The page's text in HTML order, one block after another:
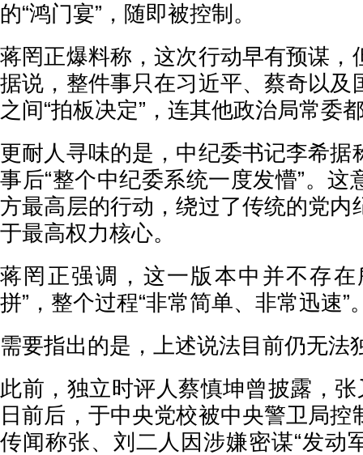
的“鸿门宴”，随即被控制。
蒋罔正爆料称，这次行动早有预谋，
据说，整件事只在习近平、蔡奇以及
之间“拍板决定”，连其他政治局常委
更耐人寻味的是，中纪委书记李希据
事后“整个中纪委系统一度发懵”。这
方最高层的行动，绕过了传统的党内
于最高权力核心。
蒋罔正强调，这一版本中并不存在
拼”，整个过程“非常简单、非常迅速”
需要指出的是，上述说法目前仍无法
此前，独立时评人蔡慎坤曾披露，
日前后，于中央党校被中央警卫局控
传闻称张、刘二人因涉嫌密谋“发动